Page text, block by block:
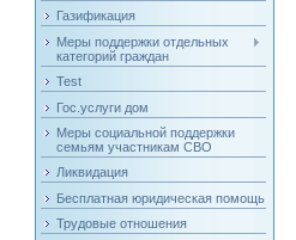
Газификация
Меры поддержки отдельных
категорий граждан
Test
Гос.услуги дом
Меры социальной поддержки
семьям участникам СВО
Ликвидация
Бесплатная юридическая помощь
Трудовые отношения